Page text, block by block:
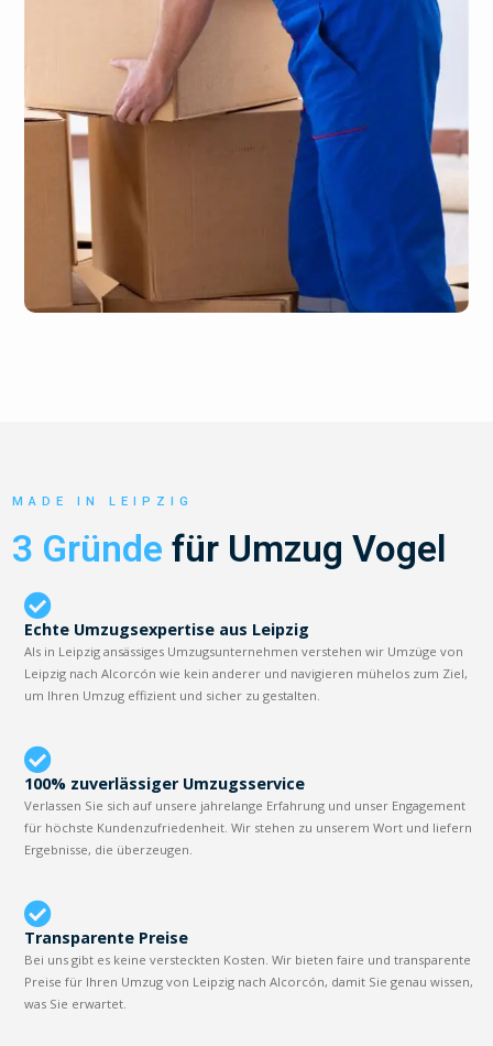
MADE IN LEIPZIG
3 Gründe für Umzug Vogel
Echte Umzugsexpertise aus Leipzig
Als in Leipzig ansässiges Umzugsunternehmen verstehen wir Umzüge von
Leipzig nach Alcorcón wie kein anderer und navigieren mühelos zum Ziel,
um Ihren Umzug effizient und sicher zu gestalten.
100% zuverlässiger Umzugsservice
Verlassen Sie sich auf unsere jahrelange Erfahrung und unser Engagement
für höchste Kundenzufriedenheit. Wir stehen zu unserem Wort und liefern
Ergebnisse, die überzeugen.
Transparente Preise
Bei uns gibt es keine versteckten Kosten. Wir bieten faire und transparente
Preise für Ihren Umzug von Leipzig nach Alcorcón, damit Sie genau wissen,
was Sie erwartet.